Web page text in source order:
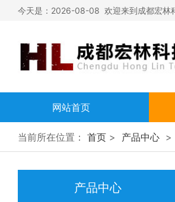
今天是：2026-08-08 欢迎来到成都宏林
网站首页
当前所在位置： 首页 > 产品中心 >
产品中心